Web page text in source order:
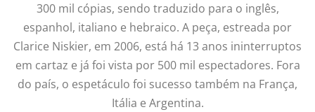
300 mil cópias, sendo traduzido para o inglês,
espanhol, italiano e hebraico. A peça, estreada por
Clarice Niskier, em 2006, está há 13 anos ininterruptos
em cartaz e já foi vista por 500 mil espectadores. Fora
do país, o espetáculo foi sucesso também na França,
Itália e Argentina.